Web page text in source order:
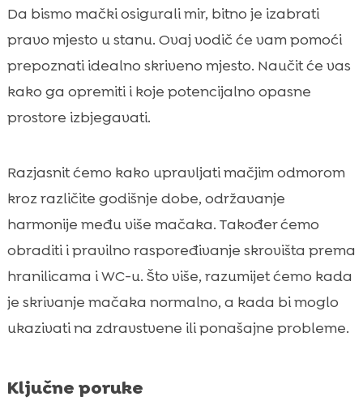
 Mačji namještaj i DIY rješenja za skriveni
odmor
Višemačje kućanstvo: kako osigurati
Sezonski komfor: topla skrovišta zimi i
prozračna ljeti
u odnosu na zdjelice i WC

Kad se mačka skriva previše: mogući
znakovi problema i kada reagirati
Prehrana i higijena koje podržavaju miran
odmor: CricksyCat i Purrfect Life
Kako potaknuti mačku da koristi skrovište
(bez prisile)
Zaključak
Da bismo mački osigurali mir, bitno je izabrati
pravo mjesto u stanu. Ovaj vodič će vam pomoći
prepoznati idealno skriveno mjesto. Naučit će vas
kako ga opremiti i koje potencijalno opasne
prostore izbjegavati.
Razjasnit ćemo kako upravljati mačjim odmorom
kroz različite godišnje dobe, održavanje
harmonije među više mačaka. Također ćemo
obraditi i pravilno raspoređivanje skrovišta prema
hranilicama i WC-u. Što više, razumijet ćemo kada
je skrivanje mačaka normalno, a kada bi moglo
ukazivati na zdravstvene ili ponašajne probleme.
Ključne poruke